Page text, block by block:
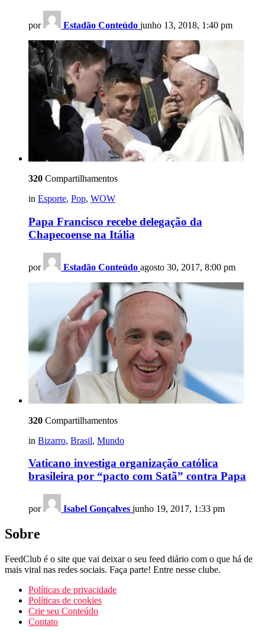
por Estadão Conteúdo junho 13, 2018, 1:40 pm
320 Compartilhamentos
in Esporte, Pop, WOW
Papa Francisco recebe delegação da
Chapecoense na Itália
por Estadão Conteúdo agosto 30, 2017, 8:00 pm
320 Compartilhamentos
in Bizarro, Brasil, Mundo
Vaticano investiga organização católica
brasileira por “pacto com Satã” contra Papa
por Isabel Gonçalves junho 19, 2017, 1:33 pm
Sobre
FeedClub é o site que vai deixar o seu feed diário com o que há de
mais viral nas redes sociais. Faça parte! Entre nesse clube.
Políticas de privacidade
Políticas de cookies
Crie seu Conteúdo
Contato